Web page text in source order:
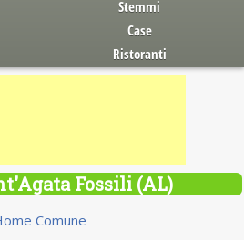
Stemmi
Case
Ristoranti
Fossili (AL)
Comune